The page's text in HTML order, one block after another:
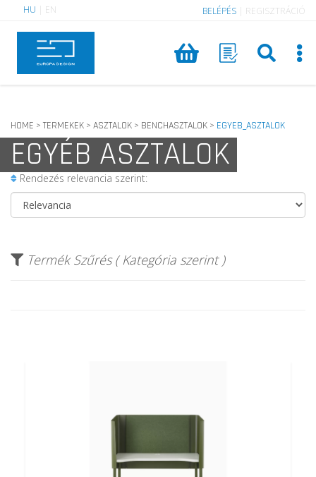
HU EN BELÉPÉS REGISZTRÁCIÓ
HOME > TERMEKEK > ASZTALOK > BENCHASZTALOK > EGYEB_ASZTALOK
EGYÉB ASZTALOK
Rendezés relevancia szerint:
Termék Szűrés ( Kategória szerint )